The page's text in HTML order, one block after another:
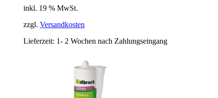
inkl. 19 % MwSt.
zzgl. Versandkosten
Lieferzeit: 1- 2 Wochen nach Zahlungseingang